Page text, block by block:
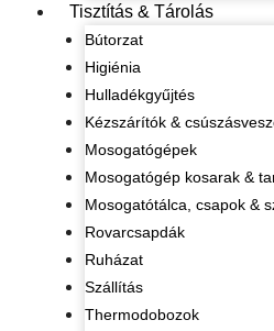
Tisztítás & Tárolás
Bútorzat
Higiénia
Hulladékgyűjtés
Kézszárítók &
Mosogatógépek
Mosogatógép kosarak &
Mosogatótálca, csapok &
Rovarcsapdák
Ruházat
Szállítás
Thermodobozok